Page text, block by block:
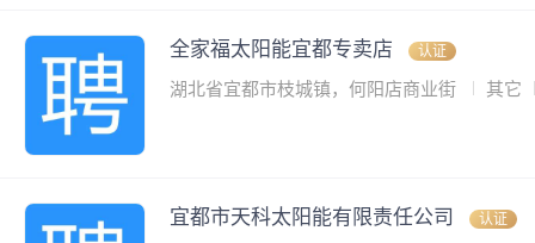
全家福太阳能宜都专卖店 认证
湖北省宜都市枝城镇，何阳店商业街 其它
宜都市天科太阳能有限责任公司 认证